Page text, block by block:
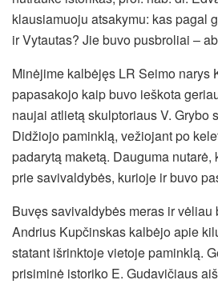
klausiamuoju atsakymu: kas pagal
ir Vytautas? Jie buvo pusbroliai –
Minėjime kalbėjęs LR Seimo narys
papasakojo kaip buvo ieškota
naujai atlietą skulptoriaus V. Grybo
Didžiojo paminklą, vežiojant po
padarytą maketą. Dauguma
prie savivaldybės, kurioje ir buvo
Buvęs savivaldybės meras ir
Andrius Kupčinskas kalbėjo apie
statant išrinktoje vietoje paminklą.
prisiminė istoriko E. Gudavičiaus